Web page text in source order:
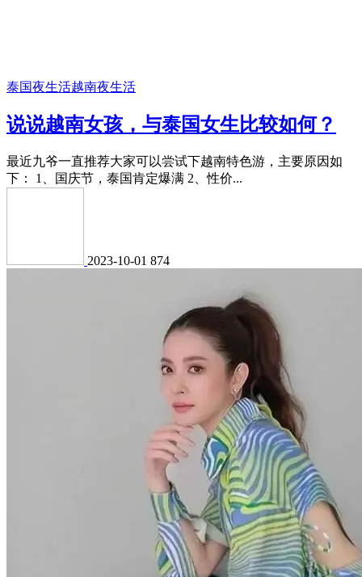
泰国夜生活越南夜生活
说说越南女孩，与泰国女生比较如何？
最近九爷一直推荐大家可以尝试下越南特色游，主要原因如
下： 1、国庆节，泰国肯定爆满 2、性价...
2023-10-01 874